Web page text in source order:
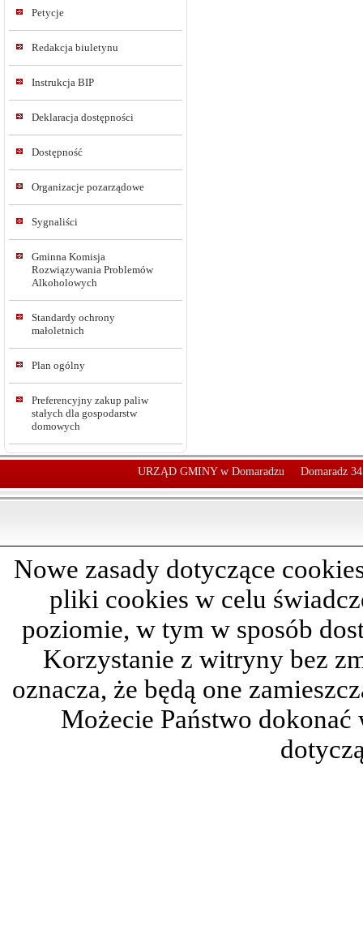
Petycje
Redakcja biuletynu
Instrukcja BIP
Deklaracja dostępności
Dostępność
Organizacje pozarządowe
Sygnaliści
Gminna Komisja
Rozwiązywania Problemów
Alkoholowych
Standardy ochrony
małoletnich
Plan ogólny
Preferencyjny zakup paliw
stałych dla gospodarstw
domowych
URZĄD GMINY w Domaradzu Domaradz
Nowe zasady dotyczące
pliki cookies w celu
poziomie, w tym w sposób
Korzystanie z witryny bez
oznacza, że będą one
Możecie Państwo